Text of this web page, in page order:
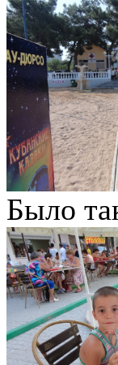
Было